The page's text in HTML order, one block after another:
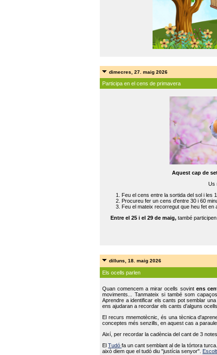
dimecres, 27. maig 2026
Participa en el cens de primavera
Aquest cap de
Us
Feu el cens entre la sortida del sol i les
Procureu fer un cens d'entre 30 i 60
Feu el mateix recorregut que heu fet en
Entre el 25 i el 29 de maig, també
dilluns, 18. maig 2026
Els ocells parlen
Quan comencem a mirar ocells sovint ens
moviments... Tanmateix si també som
Aprendre a identificar els cants pot semblar
ens ajudaran a recordar els cants d’alguns
El recurs mnemotècnic, és una tècnica
conceptes més senzills, en aquest cas a
Així, per recordar la cadència del cant de 3
ElTudófa un cant semblant al de la tórtora
això diem que el tudó diu "justícia senyor".